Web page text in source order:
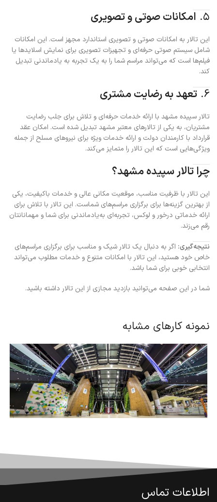
۵. امکانات صوتی و تصویری
این تالار به امکانات صوتی و تصویری استاندارد مجهز است. این امکانات
شامل سیستم صوتی حرفه‌ای و تجهیزات تصویری برای نمایش اسلایدها یا
فیلم‌ها است که می‌تواند مراسم شما را به یک تجربه به یادماندنی تبدیل
کند.
6. تعهد به رضایت مشتری
تالار سپیده مشهد با ارائه خدمات حرفه‌ای و تلاش برای جلب رضایت
مشتریان، به یکی از تالارهای معتبر مشهد تبدیل شده است. امکان عقد
قرارداد با کارمندان دولت و ارائه خدمات ویژه برای نیروهای مسلح از جمله
ویژگی‌هایی است که این تالار را متمایز می‌کند.
چرا تالار سپیده مشهد؟
این تالار با ظرفیت مناسب، موقعیت مکانی عالی و خدمات باکیفیت، یکی
از بهترین گزینه‌ها برای برگزاری مراسم‌های شماست. این تالار با تلاش برای
ارائه خدماتی درخور و لوکس، تجربه‌ای به‌یادماندنی برای شما و مهمانانتان
رقم می‌زند.
نتیجه‌گیری: اگر به دنبال یک تالار شیک و مناسب برای برگزاری مراسم‌های
خاص خود هستید، این تالار با امکانات متنوع و خدمات مطلوب می‌تواند
انتخابی خوبی برای شما باشد.
شما در این صفحه می‌توانید بازدید مجازی از این تالار داشته باشید.
نمونه کارهای مشابه
اطلاعات تماس